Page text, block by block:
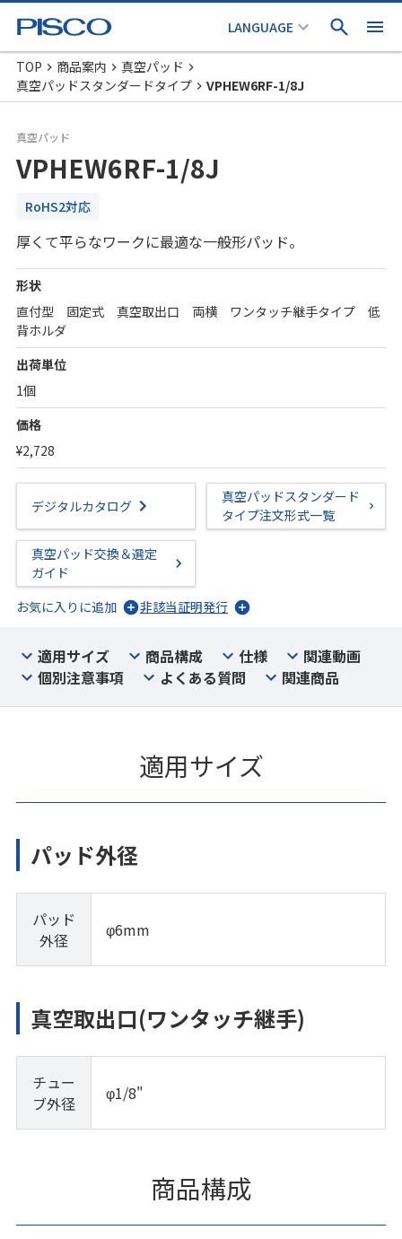
TOP 商品案内
真空パッド
真空パッドスタンダードタイプ
VPHEW6RF-1/8J
真空パッド
VPHEW6RF-1/8J
RoHS2対応
厚くて平らなワークに最適な一般形パッド。
形状
直付型 固定式 真空取出口 両横 ワンタッチ継手タイプ 低
背ホルダ
出荷単位
1個
価格
¥2,728
デジタルカタログ
真空パッドスタンダード
タイプ注文形式一覧
真空パッド交換＆選定
ガイド
お気に入りに追加
非該当証明発行
適用サイズ 商品構成 仕様
関連動画
個別注意事項
よくある質問 関連商品
適用サイズ
パッド外径
パッド
外径
φ6mm
真空取出口(ワンタッチ継手)
チュー
ブ外径
φ1/8"
商品構成